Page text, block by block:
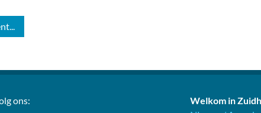
ons:
Welkom in